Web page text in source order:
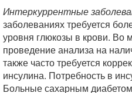
Интеркуррентные
заболеваниях требуется
уровня глюкозы в крови. Во
проведение анализа на
также часто требуется
инсулина. Потребность в
Больные сахарным